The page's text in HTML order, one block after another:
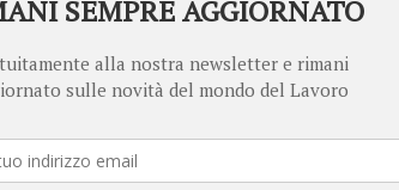
la forma stessa dell’accordo: non è
un’intesa scritta con il singolo
assoluta all’intesa individuale,
advertising and content, advertising and content
or access information on a device
more
data will be processed and information from your device